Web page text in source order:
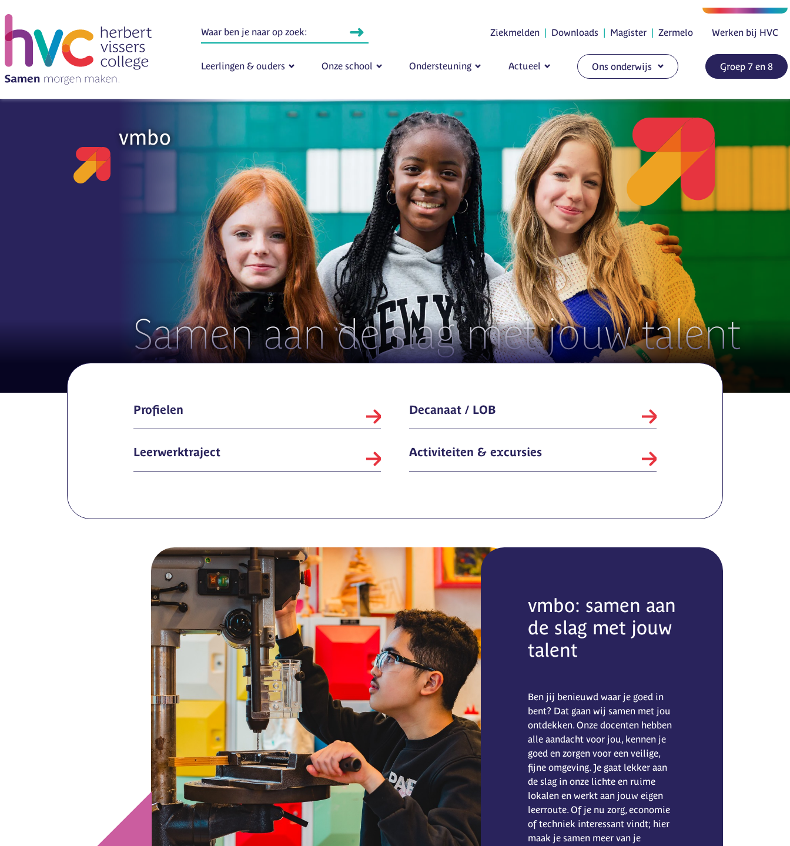
Ziekmelden | Downloads | Magister | Zermelo Werken bij HVC
Leerlingen & ouders Onze school Ondersteuning Actueel Ons onderwijs Groep 7 en 8
Samen aan de slag met jouw talent
Profielen
Leerwerktraject
Decanaat / LOB
Activiteiten & excursies
vmbo: samen aan
de slag met jouw
talent
Ben jij benieuwd waar je goed in
bent? Dat gaan wij samen met jou
ontdekken. Onze docenten hebben
alle aandacht voor jou, kennen je
goed en zorgen voor een veilige,
fijne omgeving. Je gaat lekker aan
de slag in onze lichte en ruime
lokalen en werkt aan jouw eigen
leerroute. Of je nu zorg, economie
of techniek interessant vindt; hier
maak je samen meer van je